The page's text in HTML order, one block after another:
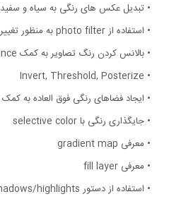
• تبدیل عکس های رنگی به سیاه و سفید
• استفاده از photo filter به منظور تغییر فضای رنگی عکس
• بالانس کردن رنگ تصاویر به کمک color balance
• Invert, Threshold, Posterize
• ایجاد فضاهای رنگی فوق العاده به کمک color lookup
• جایگذاری رنگی با selective color
• معرفی gradient map
• معرفی fill layer
• استفاده از دستور shadows/highlights